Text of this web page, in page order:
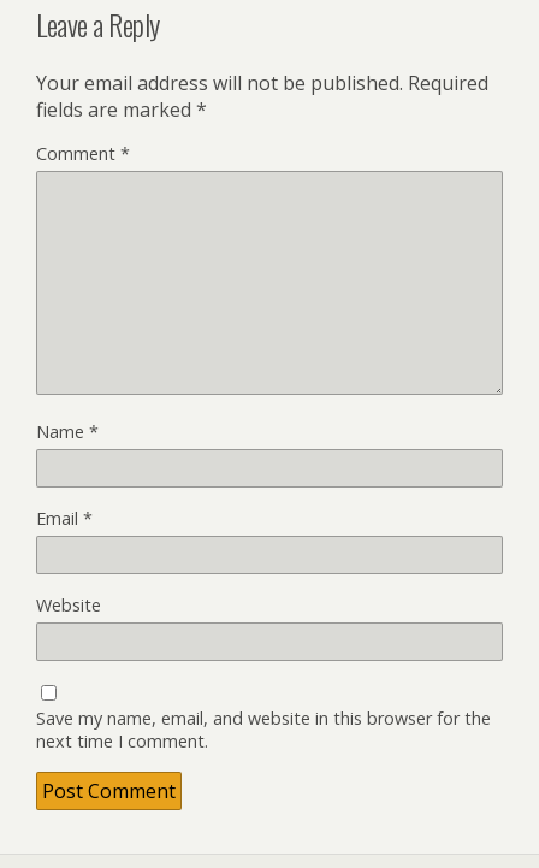
Leave a Reply
Your email address will not be published. Required
fields are marked *
Comment *
Name *
Email *
Website
Save my name, email, and website in this browser for the
next time I comment.